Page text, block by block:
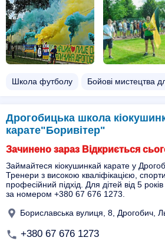
Школа футболу Бойові мистецтва
Дрогобицька школа
карате"Боривітер"
Зачинено зараз Відкриється
Займайтеся кіокушинкай карате у
Тренери з високою кваліфікацією,
професійний підхід. Для дітей від 5
за номером +380 67 676 1273.
Бориславська вулиця, 8, Дрогобич,
+380 67 676 1273